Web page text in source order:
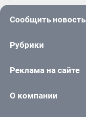
Сообщить новость
Рубрики
Реклама на сайте
О компании